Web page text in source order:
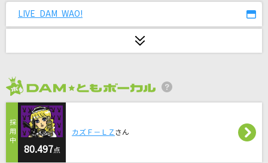
ゆず
Official髭男dism
好きすぎて滅！
[生音]ないものねだり
KANA-BOON
LIVE DAM WAO!
80.497点
カズＦ－ＬＺ さん